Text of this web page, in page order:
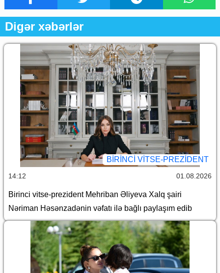
Digər xəbərlər
BIRINCI VITSE-PREZIDENT
14:12 01.08.2026
Birinci vitse-prezident Mehriban Əliyeva Xalq şairi
Nəriman Həsənzadənin vəfatı ilə bağlı paylaşım edib